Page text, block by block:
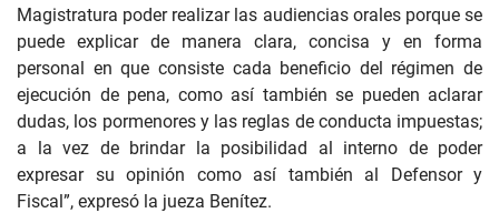
Magistratura poder realizar las audiencias orales porque se
puede explicar de manera clara, concisa y en forma
personal en que consiste cada beneficio del régimen de
ejecución de pena, como así también se pueden aclarar
dudas, los pormenores y las reglas de conducta impuestas;
a la vez de brindar la posibilidad al interno de poder
expresar su opinión como así también al Defensor y
Fiscal”, expresó la jueza Benítez.